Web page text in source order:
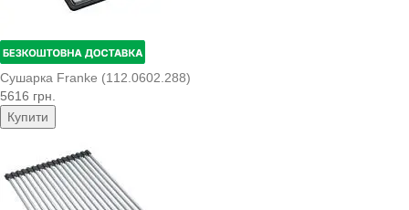
Сушарка Franke (112.0602.288)
5616 грн.
Купити